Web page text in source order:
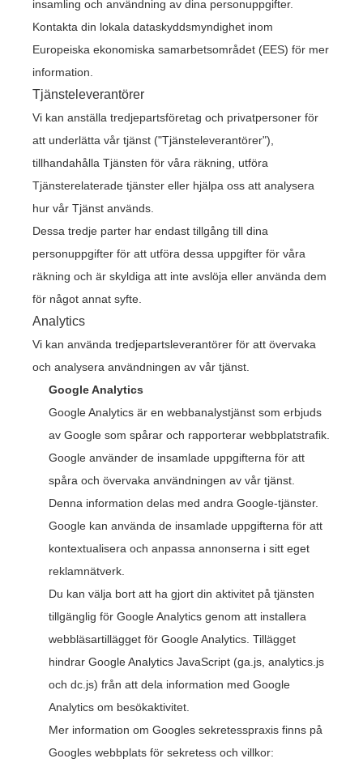
insamling och användning av dina personuppgifter.
Kontakta din lokala dataskyddsmyndighet inom
Europeiska ekonomiska samarbetsområdet (EES) för mer
information.
Tjänsteleverantörer
Vi kan anställa tredjepartsföretag och privatpersoner för
att underlätta vår tjänst ("Tjänsteleverantörer"),
tillhandahålla Tjänsten för våra räkning, utföra
Tjänsterelaterade tjänster eller hjälpa oss att analysera
hur vår Tjänst används.
Dessa tredje parter har endast tillgång till dina
personuppgifter för att utföra dessa uppgifter för våra
räkning och är skyldiga att inte avslöja eller använda dem
för något annat syfte.
Analytics
Vi kan använda tredjepartsleverantörer för att övervaka
och analysera användningen av vår tjänst.
Google Analytics
Google Analytics är en webbanalystjänst som erbjuds
av Google som spårar och rapporterar webbplatstrafik.
Google använder de insamlade uppgifterna för att
spåra och övervaka användningen av vår tjänst.
Denna information delas med andra Google-tjänster.
Google kan använda de insamlade uppgifterna för att
kontextualisera och anpassa annonserna i sitt eget
reklamnätverk.
Du kan välja bort att ha gjort din aktivitet på tjänsten
tillgänglig för Google Analytics genom att installera
webbläsartillägget för Google Analytics. Tillägget
hindrar Google Analytics JavaScript (ga.js, analytics.js
och dc.js) från att dela information med Google
Analytics om besökaktivitet.
Mer information om Googles sekretesspraxis finns på
Googles webbplats för sekretess och villkor: